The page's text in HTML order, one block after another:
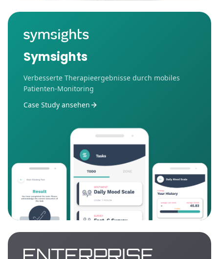
Symsights
Verbesserte Therapieergebnisse durch mobiles
Patienten-Monitoring
Case Study ansehen